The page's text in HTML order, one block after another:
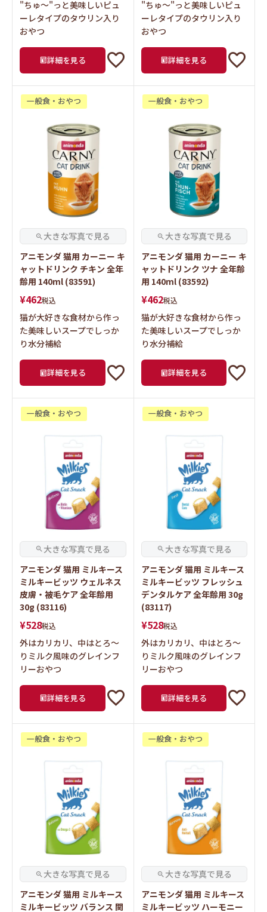
おやつ おやつ
一般食・おやつ
アニモンダ 猫用 カーニー キ
ャットドリンク チキン 全年
齢用 140ml (83591)
¥462税込
た美味しいスープでしっか
り水分補給
詳細を見る
一般食・おやつ
アニモンダ 猫用 カーニー キ
ャットドリンク ツナ 全年齢
用 140ml (83592)
¥462税込
た美味しいスープでしっか
り水分補給
詳細を見る
一般食・おやつ
アニモンダ 猫用 ミルキース
ミルキービッツ ウェルネス
皮膚・被毛ケア 全年齢用
30g (83116)
¥528 税込
外はカリカリ、中はとろ～
りミルク風味のグレインフ
リーおやつ
詳細を見る
一般食・おやつ
アニモンダ 猫用 ミルキース
ミルキービッツ フレッシュ
デンタルケア 全年齢用 30g
(83117)
¥528税込
外はカリカリ、中はとろ～
りミルク風味のグレインフ
リーおやつ
詳細を見る
一般食・おやつ
アニモンダ 猫用 ミルキース
ミルキービッツ バランス 関
節ケア 全年齢用 30g
(83118)
一般食・おやつ
アニモンダ 猫用 ミルキース
ミルキービッツ ハーモニー
毛玉ケア 全年齢用 30g
(83119)